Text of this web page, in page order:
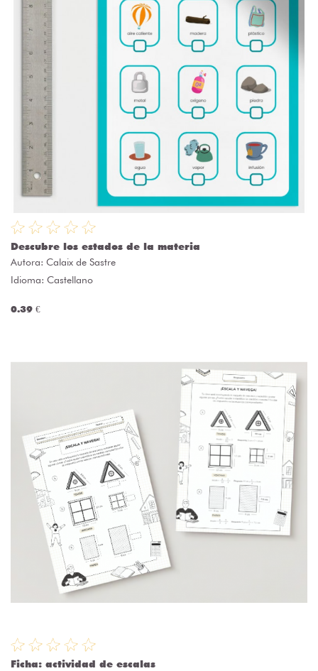
Descubre los estados de la materia
Autora: Calaix de Sastre
Idioma: Castellano
0.39 €
Ficha: actividad de escalas